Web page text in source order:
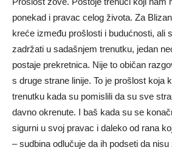
ponekad i pravac celog života. Za
kreće između prošlosti i budućnosti, ali
zadržati u sadašnjem trenutku, jedan
postaje prekretnica. Nije to običan
s druge strane linije. To je prošlost koja
trenutku kada su pomislili da su sve
davno okrenute. I baš kada su se
sigurni u svoj pravac i daleko od rana
– sudbina odlučuje da ih podseti da